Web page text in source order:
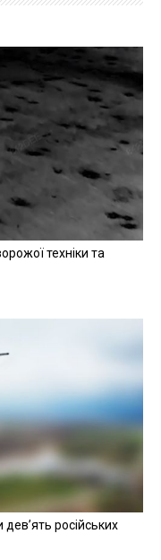
техніки та
російських